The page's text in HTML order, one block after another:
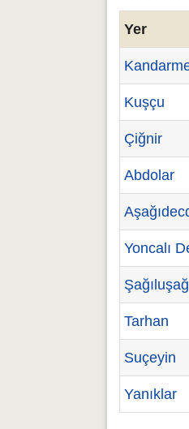
Yer
Kuşçu
Çiğnir
Abdolar
Yoncalı
Tarhan
Suçeyin
Yanıklar